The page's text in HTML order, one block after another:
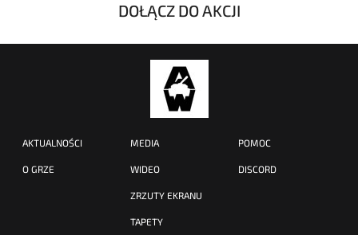
DOŁĄCZ DO AKCJI
AKTUALNOŚCI
O GRZE
MEDIA
WIDEO
ZRZUTY EKRANU
TAPETY
POMOC
DISCORD